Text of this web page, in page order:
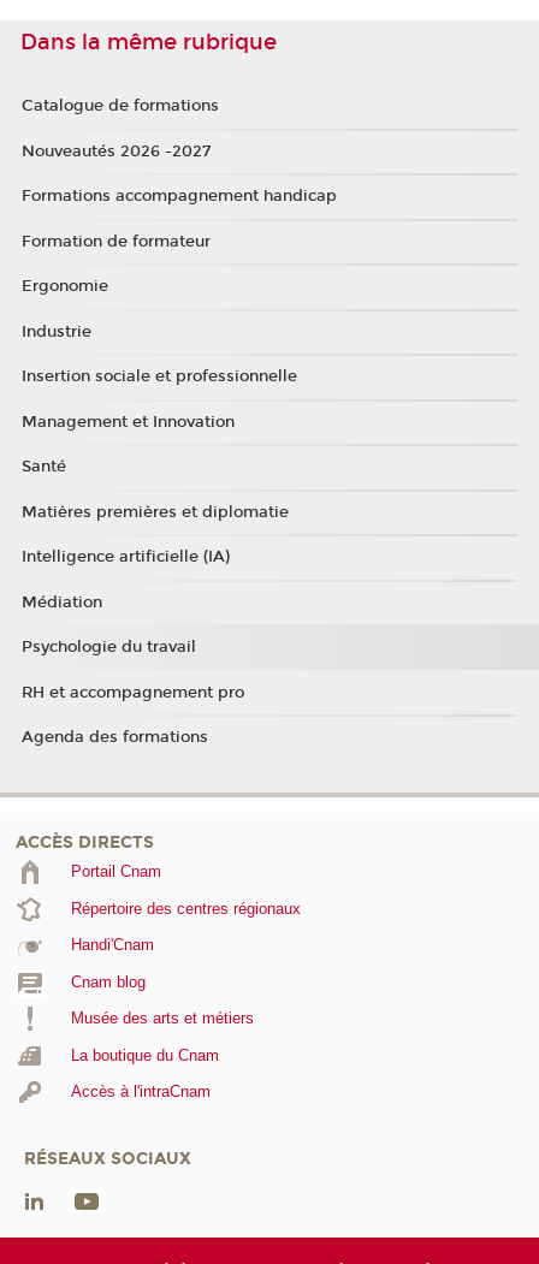
Dans la même rubrique
Catalogue de formations
Nouveautés 2026 -2027
Formations accompagnement handicap
Formation de formateur
Ergonomie
Industrie
Insertion sociale et professionnelle
Management et Innovation
Santé
Matières premières et diplomatie
Intelligence artificielle (IA)
Médiation
Psychologie du travail
RH et accompagnement pro
Agenda des formations
ACCÈS DIRECTS
Portail Cnam
Répertoire des centres régionaux
Handi'Cnam
Cnam blog
Musée des arts et métiers
La boutique du Cnam
Accès à l'intraCnam
RÉSEAUX SOCIAUX